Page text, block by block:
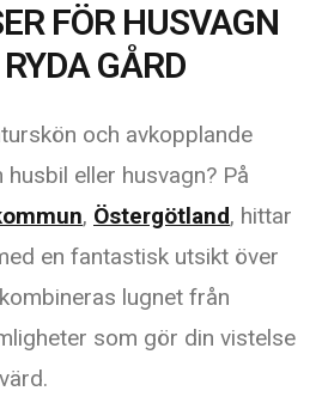
FÖR HUSVAGN
GÅRD
och avkopplande
eller husvagn? På
, Östergötland, hittar
en fantastisk utsikt över
lugnet från
som gör din vistelse